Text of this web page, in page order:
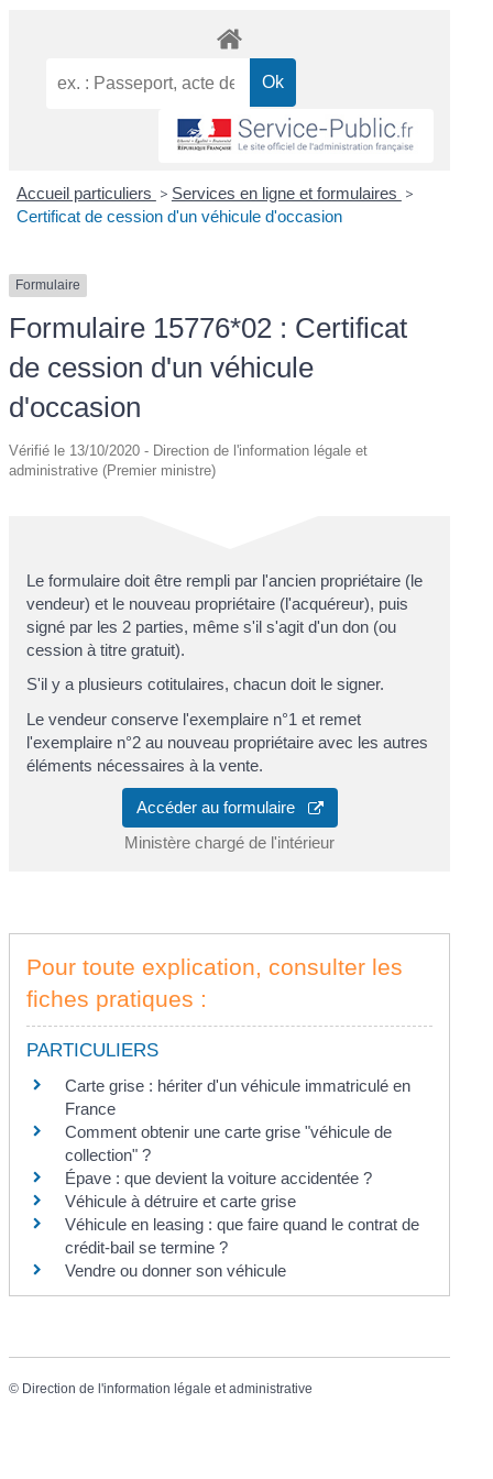
Accueil particuliers > Services en ligne et formulaires >
Certificat de cession d'un véhicule d'occasion
Formulaire
Formulaire 15776*02 : Certificat
de cession d'un véhicule
d'occasion
Vérifié le 13/10/2020 - Direction de l'information légale et
administrative (Premier ministre)
Le formulaire doit être rempli par l'ancien propriétaire (le
vendeur) et le nouveau propriétaire (l'acquéreur), puis
signé par les 2 parties, même s'il s'agit d'un don (ou
cession à titre gratuit).
S'il y a plusieurs cotitulaires, chacun doit le signer.
Le vendeur conserve l'exemplaire n°1 et remet
l'exemplaire n°2 au nouveau propriétaire avec les autres
éléments nécessaires à la vente.
Accéder au formulaire
Ministère chargé de l'intérieur
Pour toute explication, consulter les
fiches pratiques :
PARTICULIERS
Carte grise : hériter d'un véhicule immatriculé en
France
Comment obtenir une carte grise "véhicule de
collection" ?
Épave : que devient la voiture accidentée ?
Véhicule à détruire et carte grise
Véhicule en leasing : que faire quand le contrat de
crédit-bail se termine ?
Vendre ou donner son véhicule
© Direction de l'information légale et administrative